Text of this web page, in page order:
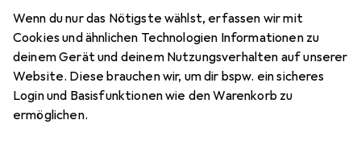
Wenn du nur das Nötigste wählst, erfassen wir mit
Cookies und ähnlichen Technologien Informationen zu
deinem Gerät und deinem Nutzungsverhalten auf unserer
Website. Diese brauchen wir, um dir bspw. ein sicheres
Login und Basisfunktionen wie den Warenkorb zu
ermöglichen.
5 Bilder
SnapstyleTrend Velours Teppich Joy
EUR
59,90